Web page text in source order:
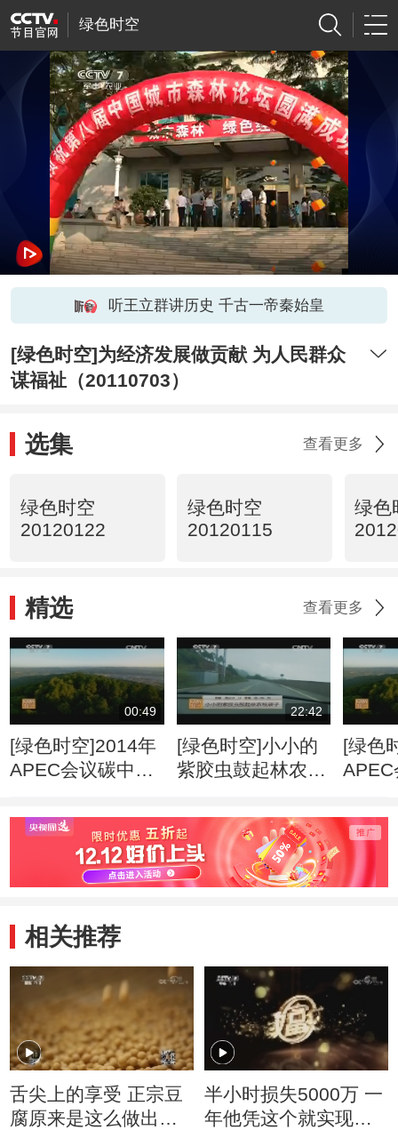
绿色时空
听王立群讲历史 千古一帝秦始皇
[绿色时空]为经济发展做贡献 为人民群众
谋福祉（20110703）
选集 查看更多
绿色时空
20120122
绿色时空
20120115
绿色
精选 查看更多
00:49
[绿色时空]2014年
APEC会议碳中和
22:42
[绿色时空]小小的
紫胶虫鼓起林农钱
[绿色
相关推荐
舌尖上的享受 正宗豆
腐原来是这么做出来
半小时损失5000万 一
年他凭这个就实现财